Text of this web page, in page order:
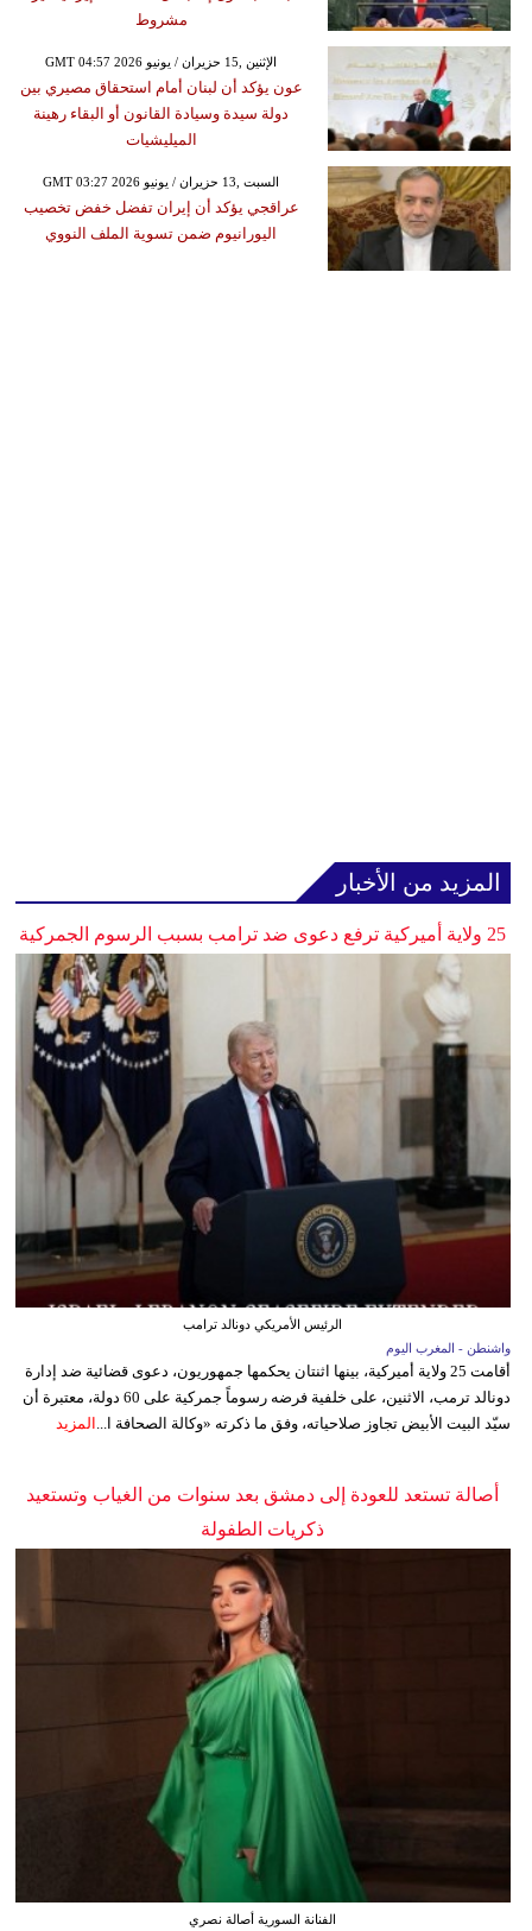
مشروط
GMT 04:57 2026 الإثنين ,15 حزيران / يونيو
عون يؤكد أن لبنان أمام استحقاق مصيري بين
دولة سيدة وسيادة القانون أو البقاء رهينة
الميليشيات
GMT 03:27 2026 السبت ,13 حزيران / يونيو
عراقجي يؤكد أن إيران تفضل خفض تخصيب
اليورانيوم ضمن تسوية الملف النووي
المزيد من الأخبار
25 ولاية أميركية ترفع دعوى ضد ترامب بسبب الرسوم الجمركية
الرئيس الأمريكي دونالد ترامب
واشنطن - المغرب اليوم
أقامت 25 ولاية أميركية، بينها اثنتان يحكمها جمهوريون، دعوى قضائية ضد إدارة
دونالد ترمب، الاثنين، على خلفية فرضه رسوماً جمركية على 60 دولة، معتبرة أن
سيّد البيت الأبيض تجاوز صلاحياته، وفق ما ذكرته «وكالة الصحافة ا... المزيد
أصالة تستعد للعودة إلى دمشق بعد سنوات من الغياب وتستعيد
ذكريات الطفولة
الفنانة السورية أصالة نصري